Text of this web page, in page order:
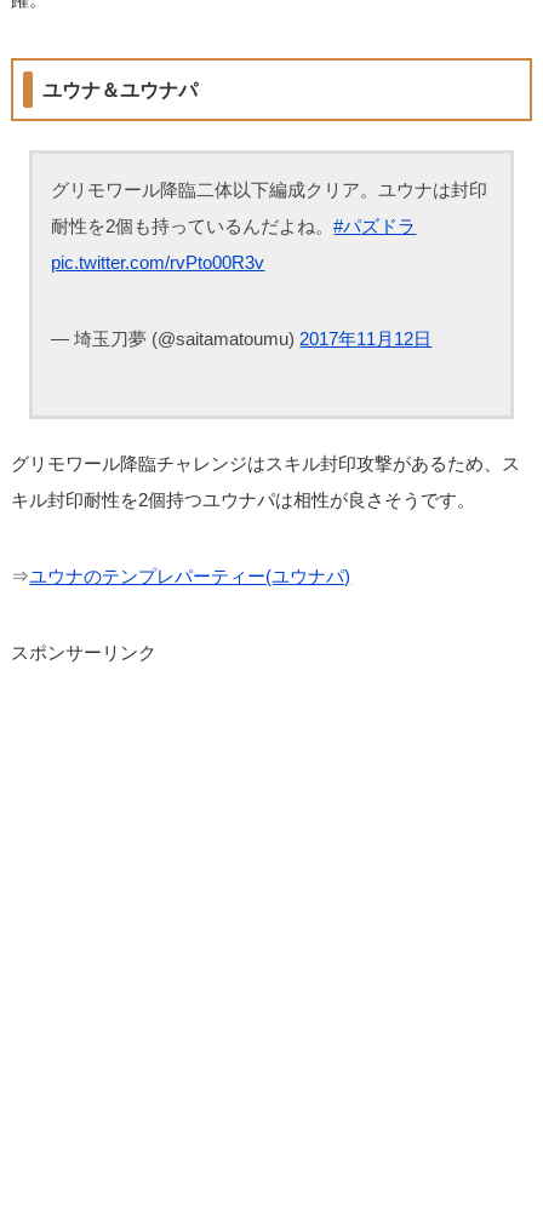
ユウナ＆ユウナパ
グリモワール降臨二体以下編成クリア。ユウナは封印
耐性を2個も持っているんだよね。#パズドラ
pic.twitter.com/rvPto00R3v
— 埼玉刀夢 (@saitamatoumu) 2017年11月12日
グリモワール降臨チャレンジはスキル封印攻撃があるため、ス
キル封印耐性を2個持つユウナパは相性が良さそうです。
⇒ユウナのテンプレパーティー(ユウナパ)
スポンサーリンク